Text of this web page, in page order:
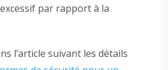
par rapport à la
l’article suivant les détails